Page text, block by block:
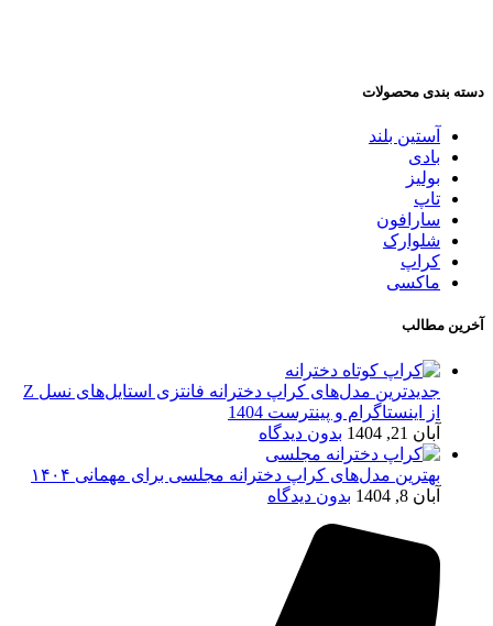
دسته بندی محصولات
آستین بلند
بادی
بولیز
تاپ
سارافون
شلوارک
کراپ
ماکسی
آخرین مطالب
جدیدترین مدل‌های کراپ دخترانه فانتزی استایل‌های نسل Z
از اینستاگرام و پینترست 1404
آبان 21, 1404
بدون دیدگاه
بهترین مدل‌های کراپ دخترانه مجلسی برای مهمانی ۱۴۰۴
آبان 8, 1404
بدون دیدگاه